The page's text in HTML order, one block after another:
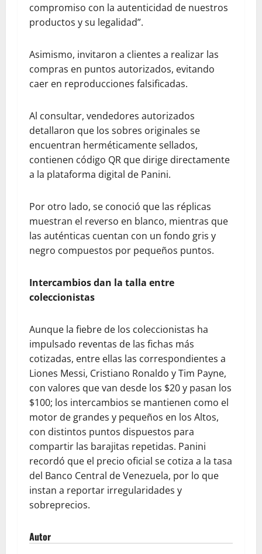
compromiso con la autenticidad de nuestros
productos y su legalidad”.
Asimismo, invitaron a clientes a realizar las
compras en puntos autorizados, evitando
caer en reproducciones falsificadas.
Al consultar, vendedores autorizados
detallaron que los sobres originales se
encuentran herméticamente sellados,
contienen código QR que dirige directamente
a la plataforma digital de Panini.
Por otro lado, se conoció que las réplicas
muestran el reverso en blanco, mientras que
las auténticas cuentan con un fondo gris y
negro compuestos por pequeños puntos.
Intercambios dan la talla entre
coleccionistas
Aunque la fiebre de los coleccionistas ha
impulsado reventas de las fichas más
cotizadas, entre ellas las correspondientes a
Liones Messi, Cristiano Ronaldo y Tim Payne,
con valores que van desde los $20 y pasan los
$100; los intercambios se mantienen como el
motor de grandes y pequeños en los Altos,
con distintos puntos dispuestos para
compartir las barajitas repetidas. Panini
recordó que el precio oficial se cotiza a la tasa
del Banco Central de Venezuela, por lo que
instan a reportar irregularidades y
sobreprecios.
Autor